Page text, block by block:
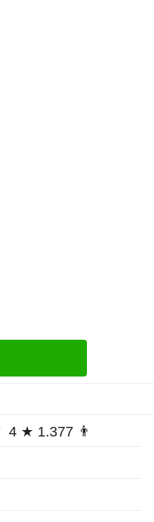
4 ★ 1.377 👨